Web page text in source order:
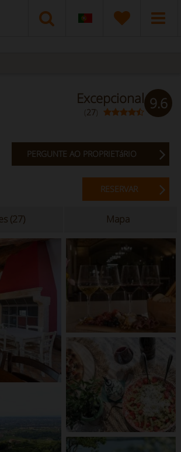
Excepcional
(27) 9.6
PERGUNTE AO PROPRIETáRIO
RESERVAR
(27) Mapa